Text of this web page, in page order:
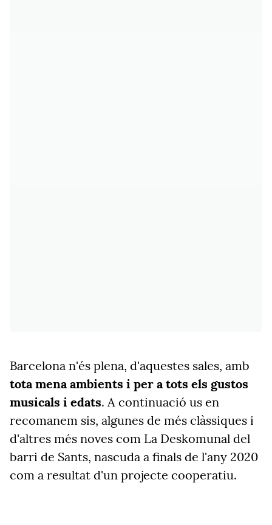
Barcelona n'és plena, d'aquestes sales, amb
tota mena ambients i per a tots els gustos
musicals i edats. A continuació us en
recomanem sis, algunes de més clàssiques i
d'altres més noves com La Deskomunal del
barri de Sants, nascuda a finals de l'any 2020
com a resultat d'un projecte cooperatiu.